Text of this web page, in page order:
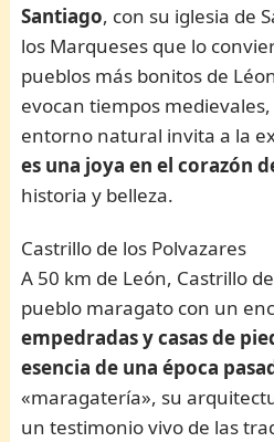
Santiago, con su iglesia de
los Marqueses que lo
pueblos más bonitos de
evocan tiempos
entorno natural invita a la
es una joya en el corazón
historia y belleza.
Castrillo de los Polvazares
A 50 km de León, Castrillo
pueblo maragato con un
empedradas y casas de
esencia de una época
«maragatería», su
un testimonio vivo de las